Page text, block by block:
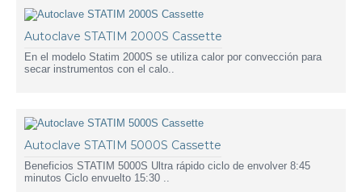
Autoclave STATIM 2000S Cassette
En el modelo Statim 2000S se utiliza calor por convección para
secar instrumentos con el calo..
Autoclave STATIM 5000S Cassette
Beneficios STATIM 5000S Ultra rápido ciclo de envolver 8:45
minutos Ciclo envuelto 15:30 ..